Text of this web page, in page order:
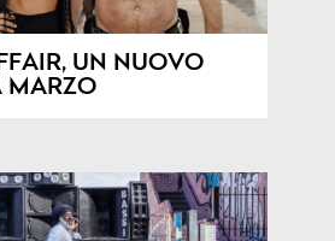
UN NUOVO
MARZO